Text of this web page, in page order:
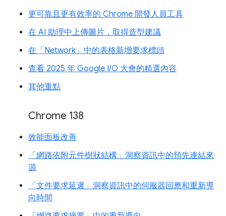
更可靠且更有效率的 Chrome 開發人員工具
在 AI 助理中上傳圖片，取得造型建議
在「Network」中的表格新增要求標頭
查看 2025 年 Google I/O 大會的精選內容
其他重點
Chrome 138
效能面板改善
「網路依附元件樹狀結構」洞察資訊中的預先連結來
源
「文件要求延遲」洞察資訊中的伺服器回應和重新導
向時間